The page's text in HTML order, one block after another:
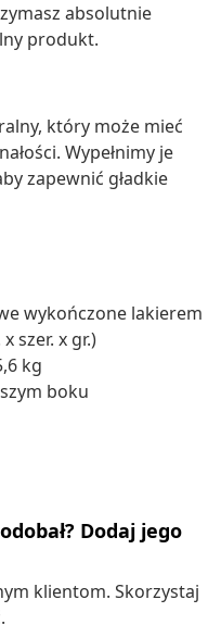
absolutnie
produkt.
który może mieć
Wypełnimy je
zapewnić gładkie
wykończone lakierem
szer. x gr.)
kg
boku
Dodaj jego
klientom. Skorzystaj